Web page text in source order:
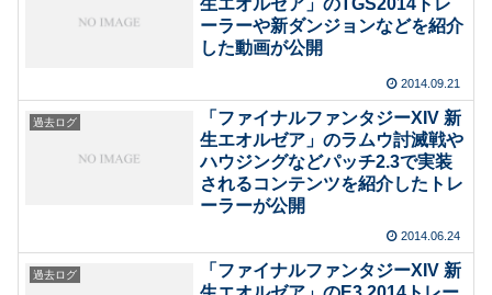
ーラーや新ダンジョンなどを紹介
した動画が公開
2014.09.21
過去ログ
「ファイナルファンタジーXIV 新
生エオルゼア」のラムウ討滅戦や
ハウジングなどパッチ2.3で実装
されるコンテンツを紹介したトレ
ーラーが公開
2014.06.24
過去ログ
「ファイナルファンタジーXIV 新